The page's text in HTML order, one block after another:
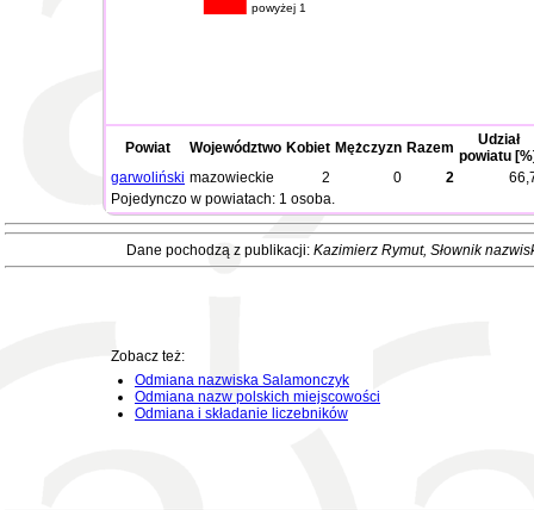
powyżej 1
Powiat Województwo Kobiet Mężczyzn Razem
Udział
powiatu
garwoliński mazowieckie 2 0 2
Pojedynczo w powiatach: 1 osoba.
Dane pochodzą z publikacji: Kazimierz Rymut, Słownik
Zobacz też:
Odmiana nazwiska Salamonczyk
Odmiana nazw polskich miejscowości
Odmiana i składanie liczebników